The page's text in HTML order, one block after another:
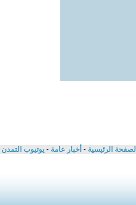
الصفحة الرئيسية - أخبار عامة - يوتيوب التمدن